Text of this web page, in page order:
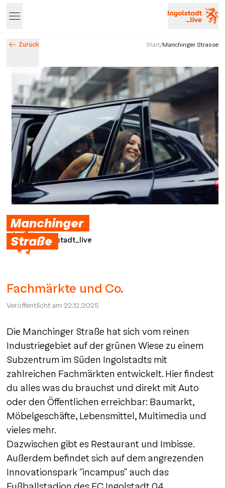
Zurück Start/Manchinger Strasse
Entdecke Ingolstadt – Events, Highlights & Stadtleben
Manchinger
StraßeIngolstadt_live
Fachmärkte und Co.
Veröffentlicht am 22.12.2025
Die Manchinger Straße hat sich vom reinen
Industriegebiet auf der grünen Wiese zu einem
Subzentrum im Süden Ingolstadts mit
zahlreichen Fachmärkten entwickelt. Hier findest
du alles was du brauchst und direkt mit Auto
oder den Öffentlichen erreichbar: Baumarkt,
Möbelgeschäfte, Lebensmittel, Multimedia und
vieles mehr.
Dazwischen gibt es Restaurant und Imbisse.
Außerdem befindet sich auf dem angrezenden
Innovationspark "incampus" auch das